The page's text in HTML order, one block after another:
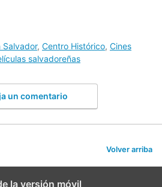
Salvador, Centro Histórico, Cines
salvadoreñas
un comentario
Volver arriba
la versión móvil